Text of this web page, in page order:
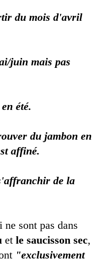
du mois d'avril
juin mais pas
été.
du jambon en
affiné.
de la
sont pas dans
et le saucisson sec,
"exclusivement